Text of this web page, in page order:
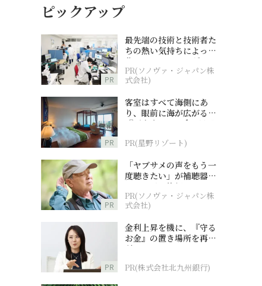
ピックアップ
PR
最先端の技術と技術者た
ちの熱い気持ちによって
作られているオーダーメ
イド補聴器
PR(ソノヴァ・ジャパン株
式会社)
PR
客室はすべて海側にあ
り、眼前に海が広がる
『西表島ホテル by 星野
PR(星野リゾート)
PR
「ヤブサメの声をもう一
度聴きたい」が補聴器チ
ャレンジの後押しに
PR(ソノヴァ・ジャパン株
式会社)
PR
金利上昇を機に、『守る
お金』の置き場所を再検
討
PR(株式会社北九州銀行)